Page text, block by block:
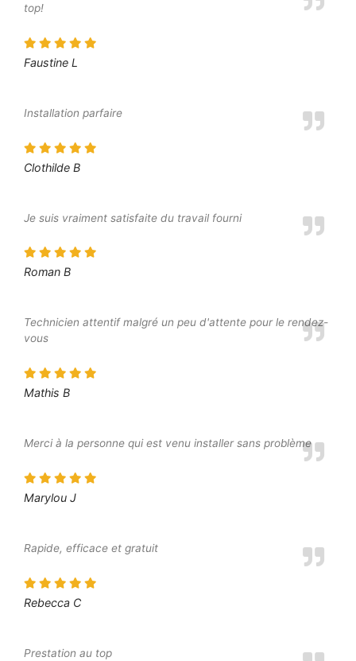
top!
Faustine L
Installation parfaire
Clothilde B
Je suis vraiment satisfaite du travail fourni
Roman B
Technicien attentif malgré un peu d'attente pour le rendez-
vous
Mathis B
Merci à la personne qui est venu installer sans problème
Marylou J
Rapide, efficace et gratuit
Rebecca C
Prestation au top